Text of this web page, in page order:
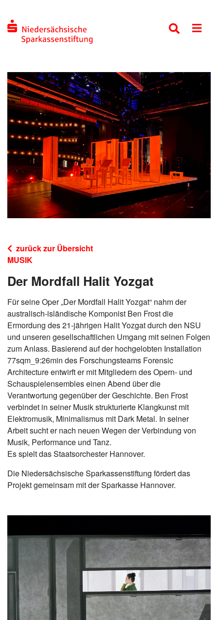
zurück zur Übersicht
MUSIK
Der Mordfall Halit Yozgat
Für seine Oper „Der Mordfall Halit Yozgat“ nahm der
australisch-isländische Komponist Ben Frost die
Ermordung des 21-jährigen Halit Yozgat durch den NSU
und unseren gesellschaftlichen Umgang mit seinen Folgen
zum Anlass. Basierend auf der hochgelobten Installation
77sqm_9:26min des Forschungsteams Forensic
Architecture entwirft er mit Mitgliedern des Opern- und
Schauspielensembles einen Abend über die
Verantwortung gegenüber der Geschichte. Ben Frost
verbindet in seiner Musik strukturierte Klangkunst mit
Elektromusik, Minimalismus mit Dark Metal. In seiner
Arbeit sucht er nach neuen Wegen der Verbindung von
Musik, Performance und Tanz.
Es spielt das Staatsorchester Hannover.
Die Niedersächsische Sparkassenstiftung fördert das
Projekt gemeinsam mit der Sparkasse Hannover.